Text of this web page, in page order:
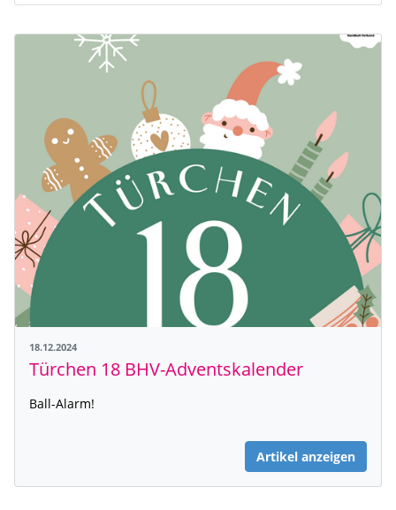
18.12.2024
Türchen 18 BHV-Adventskalender
Ball-Alarm!
Artikel anzeigen